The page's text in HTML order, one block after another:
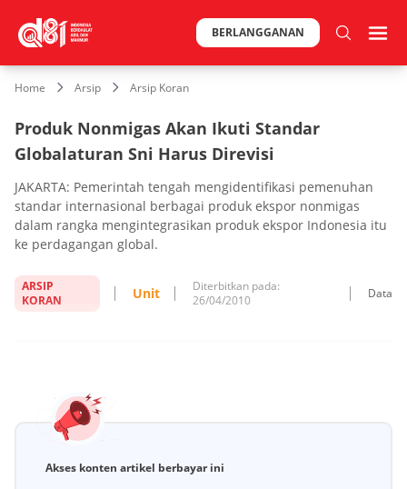
BERLANGGANAN
Home Arsip Arsip Koran
Produk Nonmigas Akan Ikuti Standar
Globalaturan Sni Harus Direvisi
JAKARTA: Pemerintah tengah mengidentifikasi pemenuhan
standar internasional berbagai produk ekspor nonmigas
dalam rangka mengintegrasikan produk ekspor Indonesia itu
ke perdagangan global.
ARSIP
KORAN
Unit
Diterbitkan pada:
26/04/2010
Data
Akses konten artikel berbayar ini